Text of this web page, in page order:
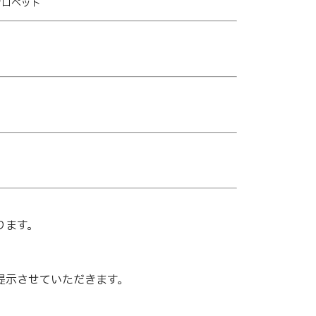
ペット
す。
させていただきます。